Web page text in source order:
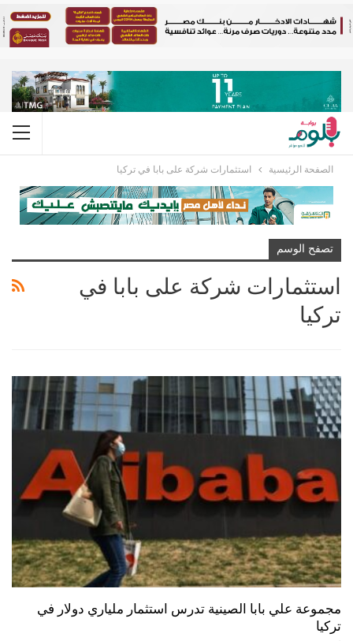
الصفحة الرئيسية استثمارات شركة على بابا في تركيا
تصفح الوسم
استثمارات شركة على بابا في
تركيا
مجموعة علي بابا الصينية تدرس استثمار ملياري دولار في
تركيا